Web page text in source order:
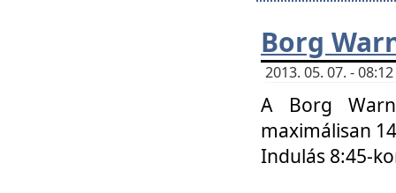
Borg
2013. 05. 07. -
A Borg
maximálisan
Indulás 8:45-